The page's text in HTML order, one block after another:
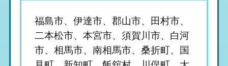
福島市、伊達市、郡山市、田村市、
二本松市、本宮市、須賀川市、白河
市、相馬市、南相馬市、桑折町、国